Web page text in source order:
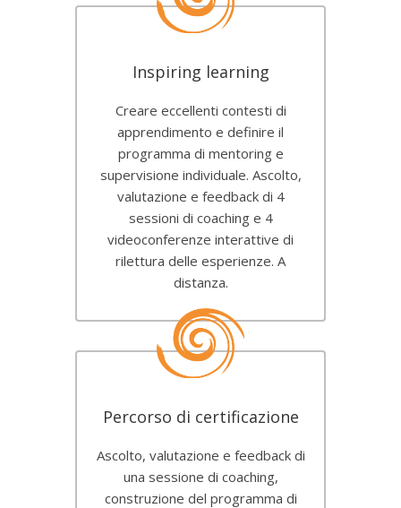
Inspiring learning
Creare eccellenti contesti di
apprendimento e definire il
programma di mentoring e
supervisione individuale. Ascolto,
valutazione e feedback di 4
sessioni di coaching e 4
videoconferenze interattive di
rilettura delle esperienze. A
distanza.
Percorso di certificazione
Ascolto, valutazione e feedback di
una sessione di coaching,
construzione del programma di